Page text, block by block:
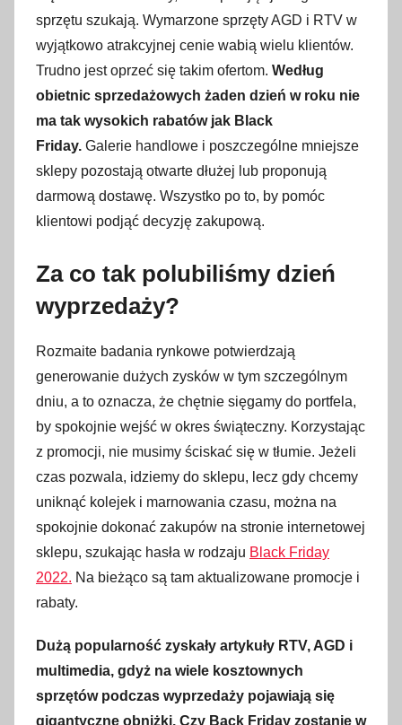
sprzętu szukają. Wymarzone sprzęty AGD i RTV w
wyjątkowo atrakcyjnej cenie wabią wielu klientów.
Trudno jest oprzeć się takim ofertom. Według
obietnic sprzedażowych żaden dzień w roku nie
ma tak wysokich rabatów jak Black
Friday. Galerie handlowe i poszczególne mniejsze
sklepy pozostają otwarte dłużej lub proponują
darmową dostawę. Wszystko po to, by pomóc
klientowi podjąć decyzję zakupową.
Za co tak polubiliśmy dzień
wyprzedaży?
Rozmaite badania rynkowe potwierdzają
generowanie dużych zysków w tym szczególnym
dniu, a to oznacza, że chętnie sięgamy do portfela,
by spokojnie wejść w okres świąteczny. Korzystając
z promocji, nie musimy ściskać się w tłumie. Jeżeli
czas pozwala, idziemy do sklepu, lecz gdy chcemy
uniknąć kolejek i marnowania czasu, można na
spokojnie dokonać zakupów na stronie internetowej
sklepu, szukając hasła w rodzaju Black Friday
2022. Na bieżąco są tam aktualizowane promocje i
rabaty.
Dużą popularność zyskały artykuły RTV, AGD i
multimedia, gdyż na wiele kosztownych
sprzętów podczas wyprzedaży pojawiają się
gigantyczne obniżki. Czy Back Friday zostanie w